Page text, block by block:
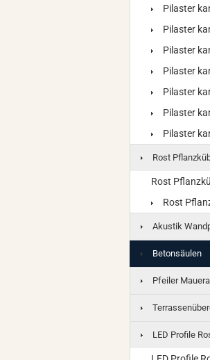
Pilaster
Pilaster
Pilaster
Pilaster
Pilaster
Pilaster
Pilaster
Rost
Rost
Rost
Akustik
Betonsäulen
Pfeiler
LED Profile